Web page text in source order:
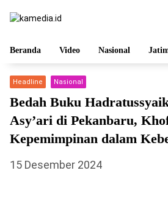
Beranda Video Nasional
Headline Nasional
Bedah Buku
Asy’ari di Pekanbaru,
Kepemimpinan dalam
15 Desember 2024